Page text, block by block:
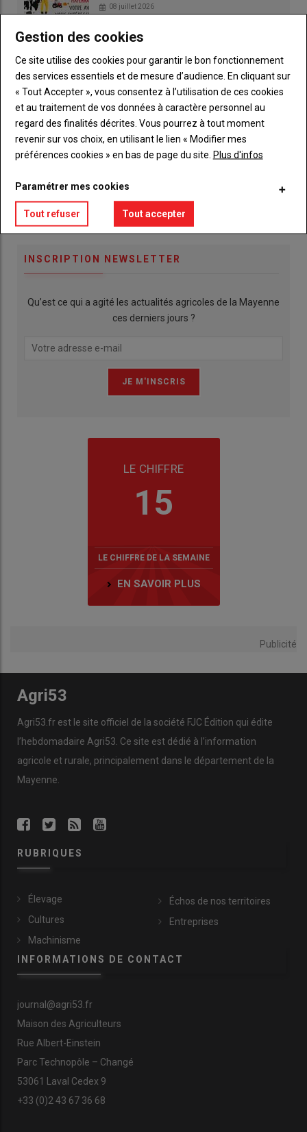
08 juillet 2026
INSCRIPTION NEWSLETTER
Qu’est ce qui a agité les actualités agricoles de la Mayenne
ces derniers jours ?
LE CHIFFRE
15
LE CHIFFRE DE LA SEMAINE
EN SAVOIR PLUS
Publicité
Agri53
Agri53.fr est le site officiel de la société FJC Édition qui édite
l’hebdomadaire Agri53. Ce site est dédié à l’information
agricole et rurale, principalement dans le département de la
Mayenne.
RUBRIQUES
Élevage
Cultures
Machinisme
Échos de nos territoires
Entreprises
INFORMATIONS DE CONTACT
journal@agri53.fr
Maison des Agriculteurs
Rue Albert-Einstein
Parc Technopôle – Changé
53061 Laval Cedex 9
+33 (0)2 43 67 36 68
Gestion des cookies
Ce site utilise des cookies pour garantir le bon fonctionnement
des services essentiels et de mesure d’audience. En cliquant sur
« Tout Accepter », vous consentez à l’utilisation de ces cookies
et au traitement de vos données à caractère personnel au
regard des finalités décrites. Vous pourrez à tout moment
revenir sur vos choix, en utilisant le lien « Modifier mes
préférences cookies » en bas de page du site. Plus d'infos
Paramétrer mes cookies
Tout refuser Tout accepter